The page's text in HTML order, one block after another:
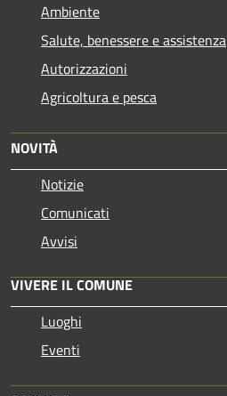
Ambiente
Salute, benessere e assistenza
Autorizzazioni
Agricoltura e pesca
NOVITÀ
Notizie
Comunicati
Avvisi
VIVERE IL COMUNE
Luoghi
Eventi